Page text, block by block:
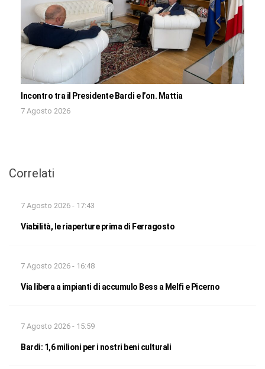
Incontro tra il Presidente Bardi e l’on. Mattia
7 Agosto 2026
Correlati
7 Agosto 2026 - 17:43
Viabilità, le riaperture prima di Ferragosto
7 Agosto 2026 - 16:48
Via libera a impianti di accumulo Bess a Melfi e Picerno
7 Agosto 2026 - 15:59
Bardi: 1,6 milioni per i nostri beni culturali